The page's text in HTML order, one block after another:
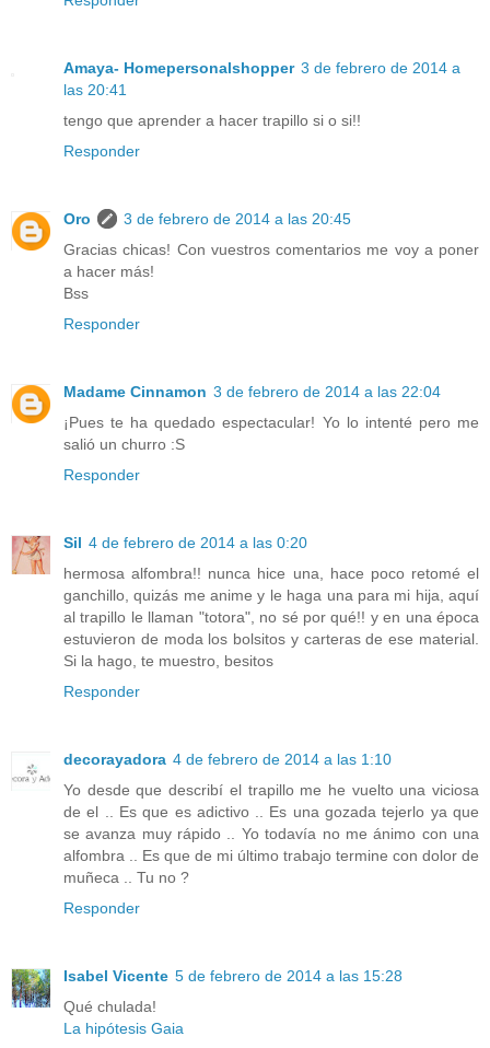
Amaya- Homepersonalshopper 3 de febrero de 2014 a
las 20:41
tengo que aprender a hacer trapillo si o si!!
Responder
Oro
3 de febrero de 2014 a las 20:45
Gracias chicas! Con vuestros comentarios me voy a poner
a hacer más!
Bss
Responder
Madame Cinnamon 3 de febrero de 2014 a las 22:04
¡Pues te ha quedado espectacular! Yo lo intenté pero me
salió un churro :S
Responder
Sil 4 de febrero de 2014 a las 0:20
hermosa alfombra!! nunca hice una, hace poco retomé el
ganchillo, quizás me anime y le haga una para mi hija, aquí
al trapillo le llaman "totora", no sé por qué!! y en una época
estuvieron de moda los bolsitos y carteras de ese material.
Si la hago, te muestro, besitos
Responder
decorayadora 4 de febrero de 2014 a las 1:10
Yo desde que describí el trapillo me he vuelto una viciosa
de el .. Es que es adictivo .. Es una gozada tejerlo ya que
se avanza muy rápido .. Yo todavía no me ánimo con una
alfombra .. Es que de mi último trabajo termine con dolor de
muñeca .. Tu no ?
Responder
Isabel Vicente 5 de febrero de 2014 a las 15:28
Qué chulada!
La hipótesis Gaia